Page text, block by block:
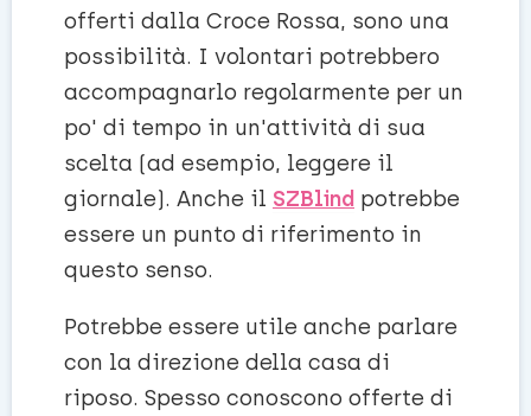
offerti dalla Croce Rossa, sono una
possibilità. I volontari potrebbero
accompagnarlo regolarmente per un
po' di tempo in un'attività di sua
scelta (ad esempio, leggere il
giornale). Anche il SZBlind potrebbe
essere un punto di riferimento in
questo senso.
Potrebbe essere utile anche parlare
con la direzione della casa di
riposo. Spesso conoscono offerte di